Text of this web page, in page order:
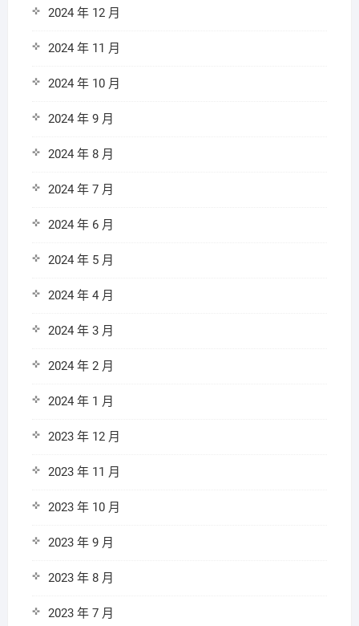
2024 年 12 月
2024 年 11 月
2024 年 10 月
2024 年 9 月
2024 年 8 月
2024 年 7 月
2024 年 6 月
2024 年 5 月
2024 年 4 月
2024 年 3 月
2024 年 2 月
2024 年 1 月
2023 年 12 月
2023 年 11 月
2023 年 10 月
2023 年 9 月
2023 年 8 月
2023 年 7 月